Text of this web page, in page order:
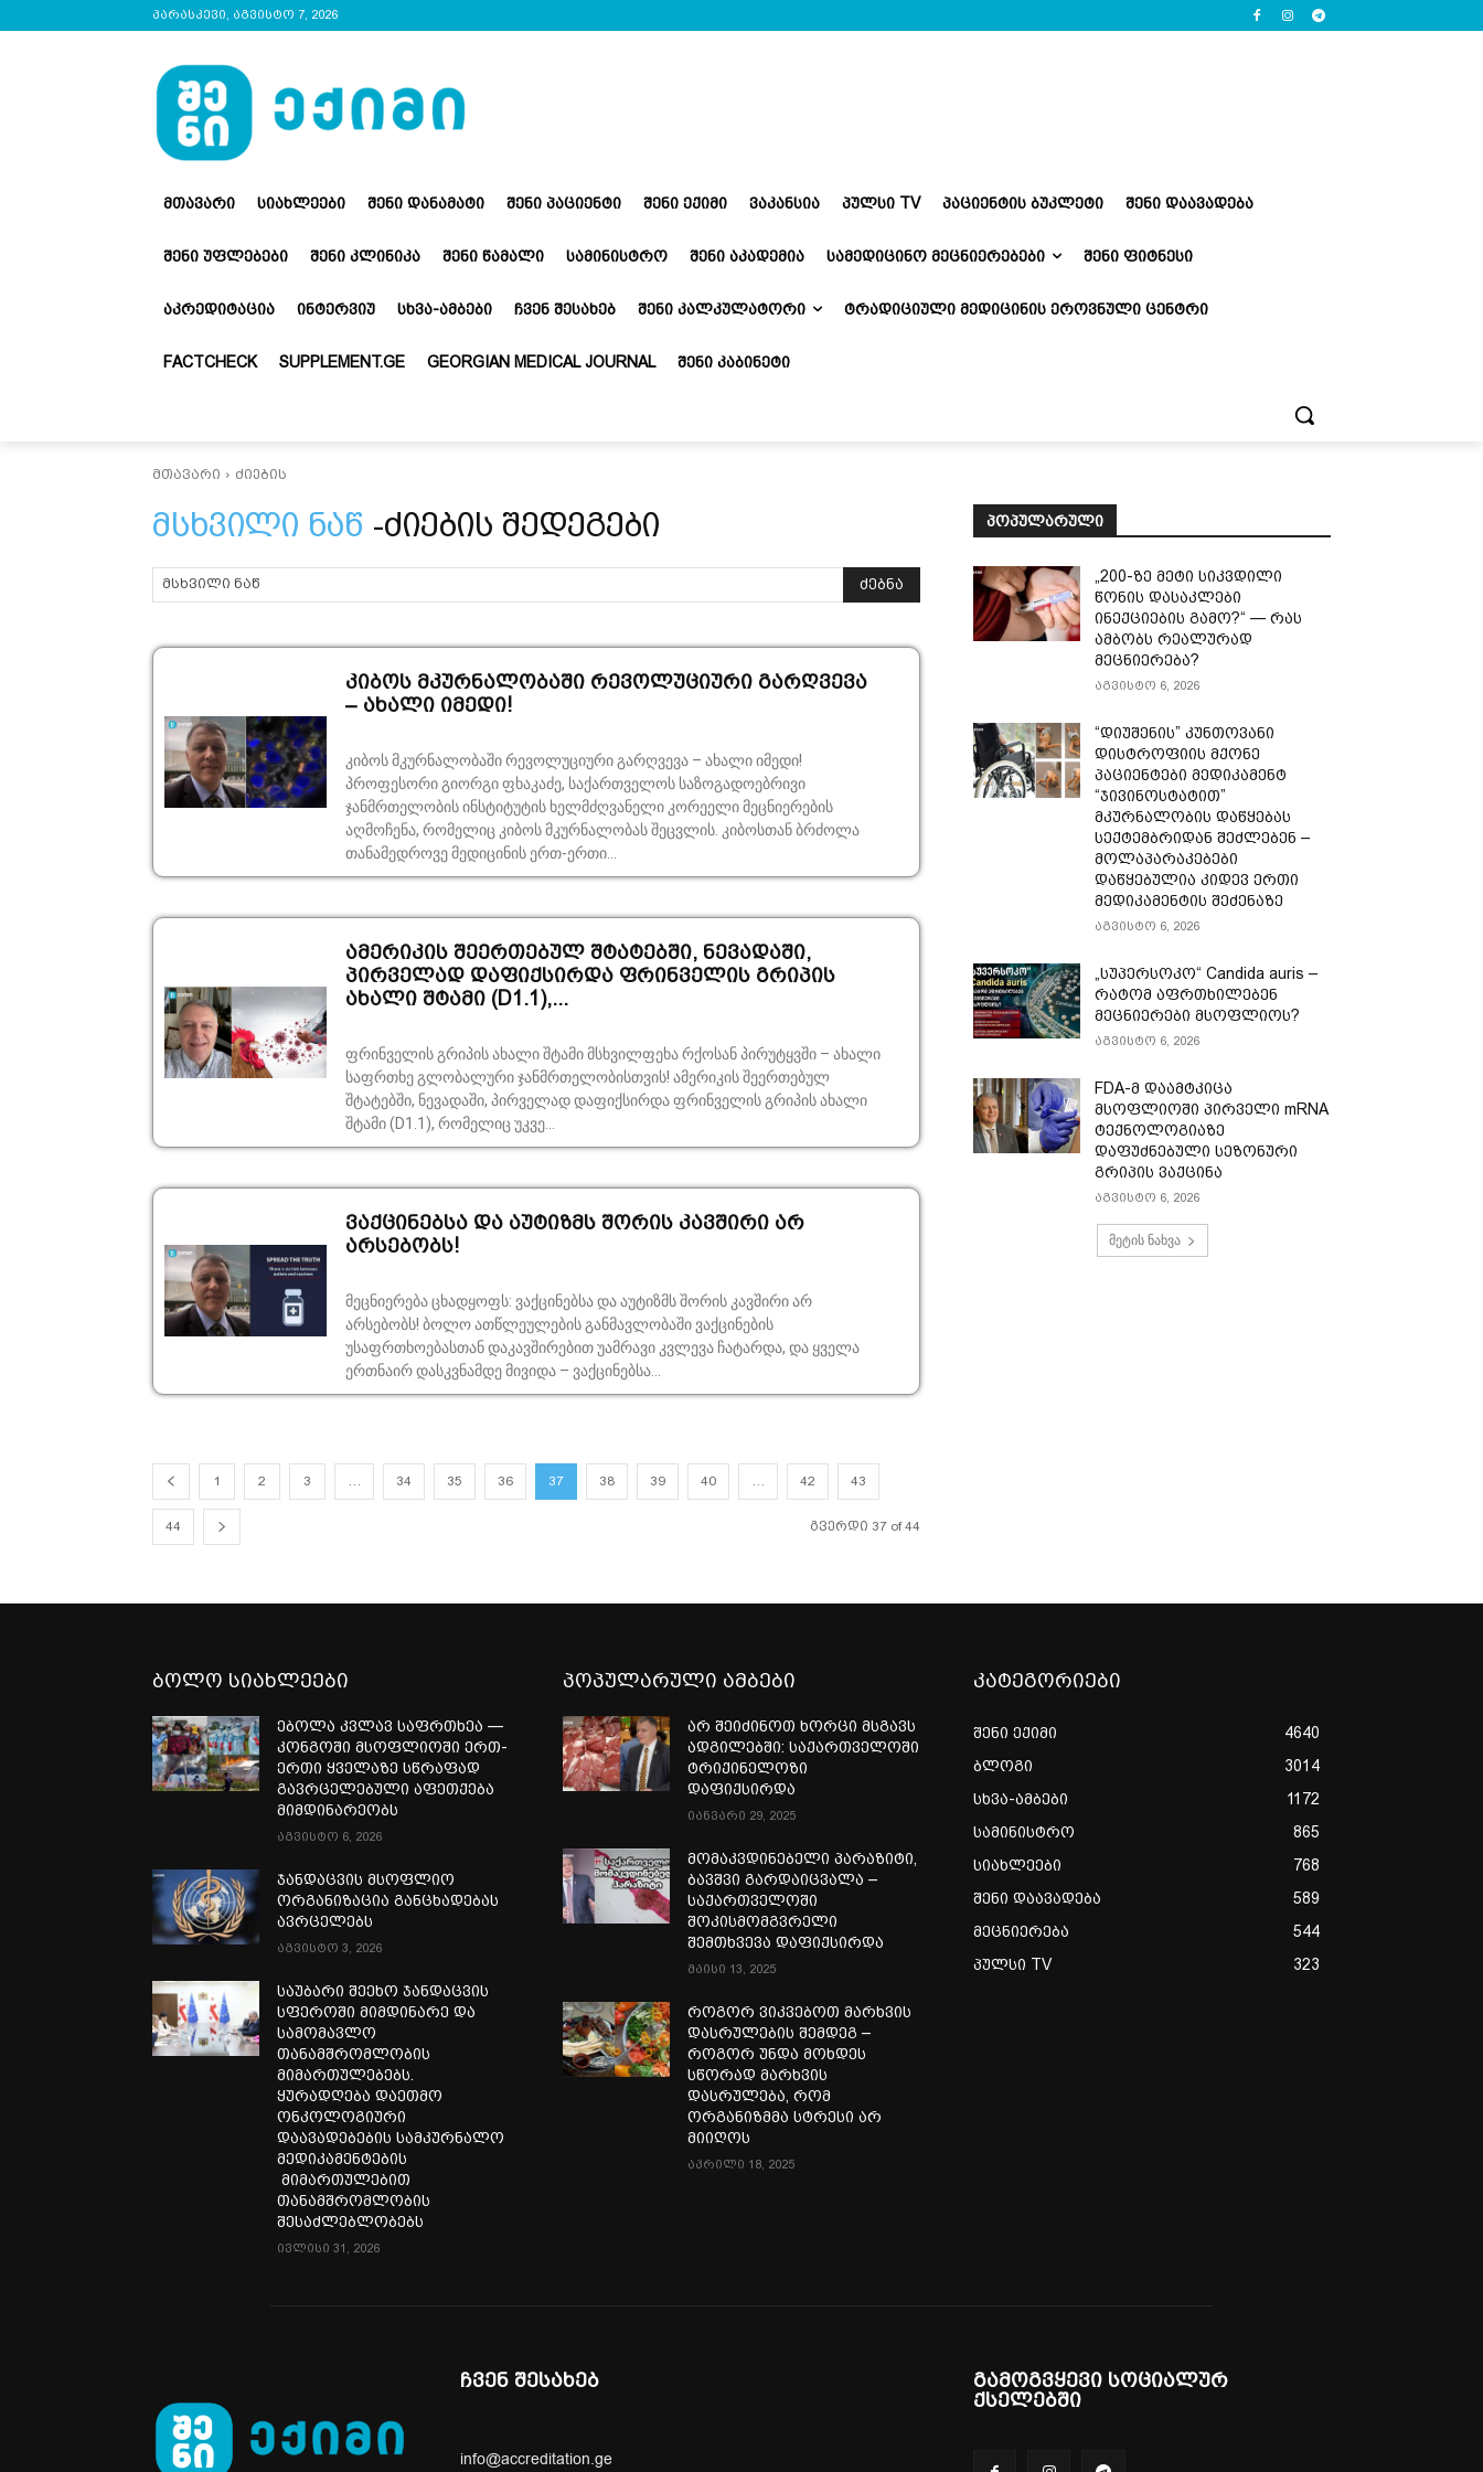
პარასკევი, აგვისტო 7, 2026
ᲛᲗᲐᲕᲐᲠᲘ ᲡᲘᲐᲮᲚᲔᲔᲑᲘ ᲨᲔᲜᲘ ᲓᲐᲜᲐᲛᲐᲢᲘ ᲨᲔᲜᲘ ᲞᲐᲪᲘᲔᲜᲢᲘ ᲨᲔᲜᲘ ᲔᲥᲘᲛᲘ ᲕᲐᲙᲐᲜᲡᲘᲐ ᲞᲣᲚᲡᲘ TV ᲞᲐᲪᲘᲔᲜᲢᲘᲡ ᲑᲣᲙᲚᲔᲢᲘ ᲨᲔᲜᲘ ᲓᲐᲐᲕᲐᲓᲔᲑᲐ
ᲨᲔᲜᲘ ᲣᲤᲚᲔᲑᲔᲑᲘ ᲨᲔᲜᲘ ᲙᲚᲘᲜᲘᲙᲐ ᲨᲔᲜᲘ ᲬᲐᲛᲐᲚᲘ ᲡᲐᲛᲘᲜᲘᲡᲢᲠᲝ ᲨᲔᲜᲘ ᲐᲙᲐᲓᲔᲛᲘᲐ ᲡᲐᲛᲔᲓᲘᲪᲘᲜᲝ ᲛᲔᲪᲜᲘᲔᲠᲔᲑᲔᲑᲘ ᲨᲔᲜᲘ ᲤᲘᲢᲜᲔᲡᲘ
ᲐᲙᲠᲔᲓᲘᲢᲐᲪᲘᲐ ᲘᲜᲢᲔᲠᲕᲘᲣ ᲡᲮᲕᲐ-ᲐᲛᲑᲔᲑᲘ ᲩᲕᲔᲜ ᲨᲔᲡᲐᲮᲔᲑ ᲨᲔᲜᲘ ᲙᲐᲚᲙᲣᲚᲐᲢᲝᲠᲘ ᲢᲠᲐᲓᲘᲪᲘᲣᲚᲘ ᲛᲔᲓᲘᲪᲘᲜᲘᲡ ᲔᲠᲝᲕᲜᲣᲚᲘ ᲪᲔᲜᲢᲠᲘ
FACTCHECK SUPPLEMENT.GE GEORGIAN MEDICAL JOURNAL ᲨᲔᲜᲘ ᲙᲐᲑᲘᲜᲔᲢᲘ
მთავარი ძიების
მსხვილი ნაწ -ძიების შედეგები
ძებნა
კიბოს მკურნალობაში რევოლუციური გარღვევა
– ახალი იმედი!
კიბოს მკურნალობაში რევოლუციური გარღვევა – ახალი იმედი!
პროფესორი გიორგი ფხაკაძე, საქართველოს საზოგადოებრივი
ჯანმრთელობის ინსტიტუტის ხელმძღვანელი კორეელი მეცნიერების
აღმოჩენა, რომელიც კიბოს მკურნალობას შეცვლის. კიბოსთან ბრძოლა
თანამედროვე მედიცინის ერთ-ერთი...
ამერიკის შეერთებულ შტატებში, ნევადაში,
პირველად დაფიქსირდა ფრინველის გრიპის
ახალი შტამი (D1.1),...
ფრინველის გრიპის ახალი შტამი მსხვილფეხა რქოსან პირუტყვში – ახალი
საფრთხე გლობალური ჯანმრთელობისთვის! ამერიკის შეერთებულ
შტატებში, ნევადაში, პირველად დაფიქსირდა ფრინველის გრიპის ახალი
შტამი (D1.1), რომელიც უკვე...
ვაქცინებსა და აუტიზმს შორის კავშირი არ
არსებობს!
მეცნიერება ცხადყოფს: ვაქცინებსა და აუტიზმს შორის კავშირი არ
არსებობს! ბოლო ათწლეულების განმავლობაში ვაქცინების
უსაფრთხოებასთან დაკავშირებით უამრავი კვლევა ჩატარდა, და ყველა
ერთნაირ დასკვნამდე მივიდა – ვაქცინებსა...
1 2 3 34 35 36 37 38 39 40 42 43
44 გვერდი 37 of 44
ᲞᲝᲞᲣᲚᲐᲠᲣᲚᲘ
„200-ზე მეტი სიკვდილი
წონის დასაკლები
ინექციების გამო?“ — რას
ამბობს რეალურად
მეცნიერება?
აგვისტო 6, 2026
“დიუშენის” კუნთოვანი
დისტროფიის მქონე
პაციენტები მედიკამენტ
“ჯივინოსტატით”
მკურნალობის დაწყებას
სექტემბრიდან შეძლებენ –
მოლაპარაკებები
დაწყებულია კიდევ ერთი
მედიკამენტის შეძენაზე
აგვისტო 6, 2026
„სუპერსოკო“ Candida auris –
რატომ აფრთხილებენ
მეცნიერები მსოფლიოს?
აგვისტო 6, 2026
FDA-მ დაამტკიცა
მსოფლიოში პირველი mRNA
ტექნოლოგიაზე
დაფუძნებული სეზონური
გრიპის ვაქცინა
აგვისტო 6, 2026
მეტის ნახვა
ბოლო სიახლეები
ებოლა კვლავ საფრთხეა —
კონგოში მსოფლიოში ერთ-
ერთი ყველაზე სწრაფად
გავრცელებული აფეთქება
მიმდინარეობს
აგვისტო 6, 2026
ჯანდაცვის მსოფლიო
ორგანიზაცია განცხადებას
ავრცელებს
აგვისტო 3, 2026
საუბარი შეეხო ჯანდაცვის
სფეროში მიმდინარე და
სამომავლო
თანამშრომლობის
მიმართულებებს.
ყურადღება დაეთმო
ონკოლოგიური
დაავადებების სამკურნალო
მედიკამენტების
მიმართულებით
თანამშრომლობის
შესაძლებლობებს
ივლისი 31, 2026
პოპულარული ამბები
არ შეიძინოთ ხორცი მსგავს
ადგილებში: საქართველოში
ტრიქინელოზი
დაფიქსირდა
იანვარი 29, 2025
მომაკვდინებელი პარაზიტი,
ბავშვი გარდაიცვალა –
საქართველოში
შოკისმომგვრელი
შემთხვევა დაფიქსირდა
მაისი 13, 2025
როგორ ვიკვებოთ მარხვის
დასრულების შემდეგ –
როგორ უნდა მოხდეს
სწორად მარხვის
დასრულება, რომ
ორგანიზმმა სტრესი არ
მიიღოს
აპრილი 18, 2025
კატეგორიები
შენი ექიმი
4640
ბლოგი
3014
სხვა-ამბები
1172
სამინისტრო
865
სიახლეები
768
შენი დაავადება
589
მეცნიერება
544
პულსი TV
323
ჩვენ შესახებ
info@accreditation.ge
გამოგვყევი სოციალურ
ქსელებში